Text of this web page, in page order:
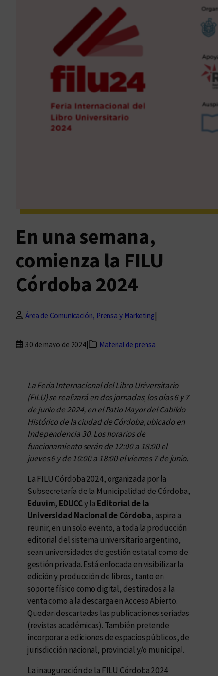
En una semana,
comienza la FILU
Córdoba 2024
Área de Comunicación, Prensa y Marketing|
30 de mayo de 2024| Material de prensa
La Feria Internacional del Libro Universitario
(FILU) se realizará en dos jornadas, los días 6 y 7
de junio de 2024, en el Patio Mayor del Cabildo
Histórico de la ciudad de Córdoba, ubicado en
Independencia 30. Los horarios de
funcionamiento serán de 12:00 a 18:00 el
jueves 6 y de 10:00 a 18:00 el viernes 7 de junio.
La FILU Córdoba 2024, organizada por la
Subsecretaría de la Municipalidad de Córdoba,
Eduvim, EDUCCy la Editorial de la
Universidad Nacional de Córdoba, aspira a
reunir, en un solo evento, a toda la producción
editorial del sistema universitario argentino,
sean universidades de gestión estatal como de
gestión privada. Está enfocada en visibilizar la
edición y producción de libros, tanto en
soporte físico como digital, destinados a la
venta como a la descarga en Acceso Abierto.
Quedan descartadas las publicaciones seriadas
(revistas académicas). También pretende
incorporar a ediciones de espacios públicos, de
jurisdicción nacional, provincial y/o municipal.
La inauguración de la FILU Córdoba 2024